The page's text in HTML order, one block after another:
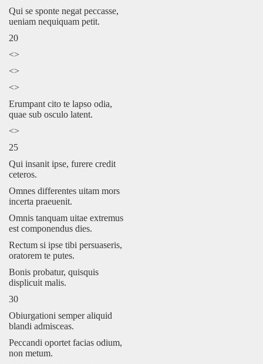
Qui se sponte negat peccasse,
ueniam nequiquam petit.
20
<>
<>
<>
Erumpant cito te lapso odia,
quae sub osculo latent.
<>
25
Qui insanit ipse, furere credit
ceteros.
Omnes differentes uitam mors
incerta praeuenit.
Omnis tanquam uitae extremus
est componendus dies.
Rectum si ipse tibi persuaseris,
oratorem te putes.
Bonis probatur, quisquis
displicuit malis.
30
Obiurgationi semper aliquid
blandi admisceas.
Peccandi oportet facias odium,
non metum.